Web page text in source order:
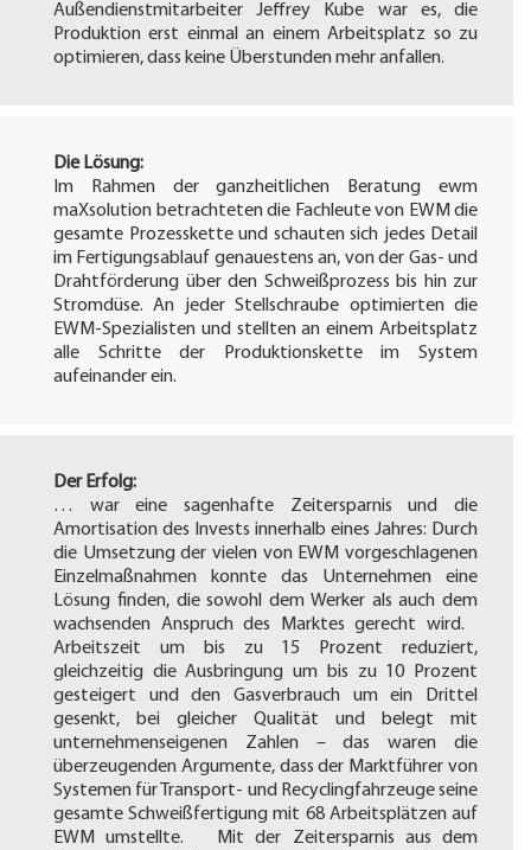
Außendienstmitarbeiter Jeffrey Kube war es, die
Produktion erst einmal an einem Arbeitsplatz so zu
optimieren, dass keine Überstunden mehr anfallen.
Die Lösung:
Im Rahmen der ganzheitlichen Beratung ewm
maXsolution betrachteten die Fachleute von EWM die
gesamte Prozesskette und schauten sich jedes Detail
im Fertigungsablauf genauestens an, von der Gas- und
Drahtförderung über den Schweißprozess bis hin zur
Stromdüse. An jeder Stellschraube optimierten die
EWM-Spezialisten und stellten an einem Arbeitsplatz
alle Schritte der Produktionskette im System
aufeinander ein.
Der Erfolg:
… war eine sagenhafte Zeitersparnis und die
Amortisation des Invests innerhalb eines Jahres: Durch
die Umsetzung der vielen von EWM vorgeschlagenen
Einzelmaßnahmen konnte das Unternehmen eine
Lösung finden, die sowohl dem Werker als auch dem
wachsenden Anspruch des Marktes gerecht wird.
Arbeitszeit um bis zu 15 Prozent reduziert,
gleichzeitig die Ausbringung um bis zu 10 Prozent
gesteigert und den Gasverbrauch um ein Drittel
gesenkt, bei gleicher Qualität und belegt mit
unternehmenseigenen Zahlen – das waren die
überzeugenden Argumente, dass der Marktführer von
Systemen für Transport- und Recyclingfahrzeuge seine
gesamte Schweißfertigung mit 68 Arbeitsplätzen auf
EWM umstellte. Mit der Zeitersparnis aus dem